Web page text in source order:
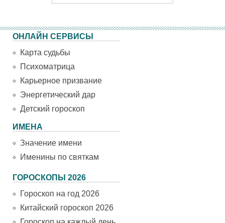
ОНЛАЙН СЕРВИСЫ
Карта судьбы
Психоматрица
Карьерное призвание
Энергетический дар
Детский гороскоп
ИМЕНА
Значение имени
Именины по святкам
ГОРОСКОПЫ 2026
Гороскоп на год 2026
Китайский гороскоп 2026